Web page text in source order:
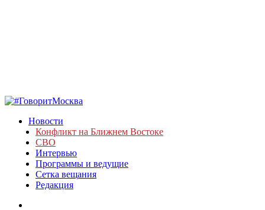
Новости
Конфликт на Ближнем Востоке
СВО
Интервью
Программы и ведущие
Сетка вещания
Редакция